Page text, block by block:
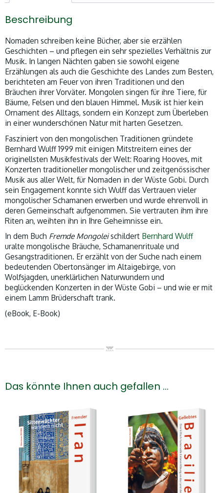
Beschreibung
Nomaden schreiben keine Bücher, aber sie erzählen
Geschichten – und pflegen ein sehr spezielles Verhältnis zur
Musik. In langen Nächten gaben sie sowohl eigene
Erzählungen als auch die Geschichte des Landes zum Besten,
berichteten am Feuer von ihren Traditionen und den
Bräuchen ihrer Vorväter. Mongolen singen für ihre Tiere, für
Bäume, Felsen und den blauen Himmel. Musik ist hier kein
Ornament des Alltags, sondern ein Konzept zum Überleben
in einer wunderschönen Natur mit harten Gesetzen.
Fasziniert von den mongolischen Traditionen gründete
Bernhard Wulff 1999 mit einigen Mitstreitern eines der
originellsten Musikfestivals der Welt: Roaring Hooves, mit
Konzerten traditioneller mongolischer und zeitgenössischer
Musik aus aller Welt, für Nomaden in der Wüste Gobi. Durch
sein Engagement konnte sich Wulff das Vertrauen vieler
mongolischer Schamanen erwerben und wurde ehrenvoll in
deren Gemeinschaft aufgenommen. Sie vertrauten ihm ihre
Riten an, weihten ihn in Ihre Geheimnisse ein.
In dem Buch Fremde Mongoleischildert Bernhard Wulff
uralte mongolische Bräuche, Schamanenrituale und
Gesangstraditionen. Er erzählt von der Suche nach einem
bedeutenden Obertonsänger im Altaigebirge, von
Wolfsjagden, unerklärlichen Naturwundern und
beglückenden Konzerten in der Wüste Gobi – und wie er mit
einem Lamm Brüderschaft trank.
(eBook, E-Book)
Das könnte Ihnen auch gefallen …